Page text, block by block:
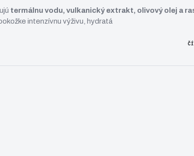
termálnu vodu, vulkanický extrakt, olivový olej a
intenzívnu výživu, hydratá